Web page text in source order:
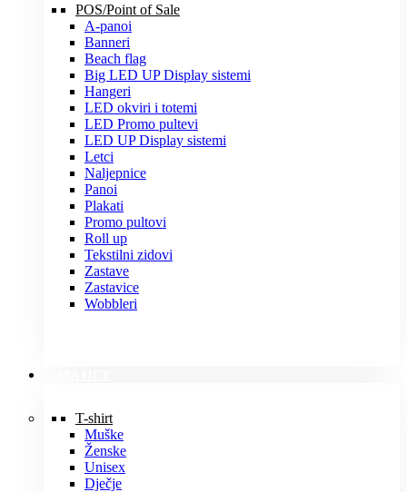
POS/Point of Sale
A-panoi
Banneri
Beach flag
Big LED UP Display sistemi
Hangeri
LED okviri i totemi
LED Promo pultevi
LED UP Display sistemi
Letci
Naljepnice
Panoi
Plakati
Promo pultovi
Roll up
Tekstilni zidovi
Zastave
Zastavice
Wobbleri
T-shirt
Muške
Ženske
Unisex
Dječje